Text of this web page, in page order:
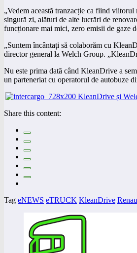
„Vedem această tranzacție ca fiind
singură zi, alături de alte lucrări de
funcționare mai mici, zero emisii de gaze
„Suntem încântați să colaborăm cu
director general la Welch Group.
Nu este prima dată când KleanDrive a
un parteneriat cu operatorul de autobuze
Share this content:
Tag eNEWS eTRUCK KleanDrive